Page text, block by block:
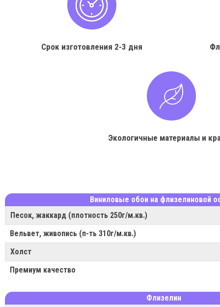
Срок изготовления 2-3 дня
Экологичные материалы и
Виниловые обои на флизелиновой
Песок, жаккард (плотность 250г/м.кв.)
Вельвет, живопись (п-ть 310г/м.кв.)
Холст
Премиум качество
Флизелин